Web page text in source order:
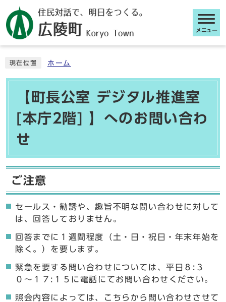
メニュー
現在位置 ホーム
【町長公室 デジタル推進室
[本庁2階] 】へのお問い合わ
せ
ご注意
セールス・勧誘や、趣旨不明な問い合わせに対して
は、回答しておりません。
回答までに１週間程度（土・日・祝日・年末年始を
除く。）を要します。
緊急を要する問い合わせについては、平日８:３
０〜１７:１５に電話にてお問い合わせください。
照会内容によっては、こちらから問い合わせさせて